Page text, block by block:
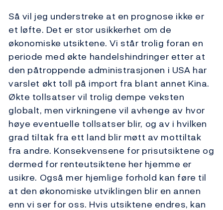
Så vil jeg understreke at en prognose ikke er
et løfte. Det er stor usikkerhet om de
økonomiske utsiktene. Vi står trolig foran en
periode med økte handelshindringer etter at
den påtroppende administrasjonen i USA har
varslet økt toll på import fra blant annet Kina.
Økte tollsatser vil trolig dempe veksten
globalt, men virkningene vil avhenge av hvor
høye eventuelle tollsatser blir, og av i hvilken
grad tiltak fra ett land blir møtt av mottiltak
fra andre. Konsekvensene for prisutsiktene og
dermed for renteutsiktene her hjemme er
usikre. Også mer hjemlige forhold kan føre til
at den økonomiske utviklingen blir en annen
enn vi ser for oss. Hvis utsiktene endres, kan